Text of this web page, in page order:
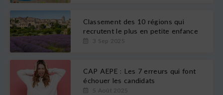
Classement des 10 régions qui
recrutent le plus en petite enfance
3 Sep 2025
CAP AEPE : Les 7 erreurs qui font
échouer les candidats
5 Août 2025